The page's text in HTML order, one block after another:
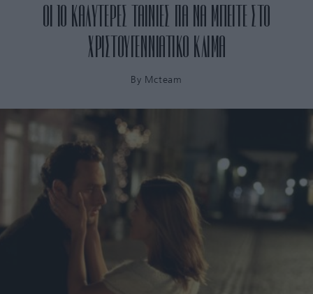
ΟΙ 10 ΚΑΛΥΤΕΡΕΣ ΤΑΙΝΙΕΣ ΓΙΑ ΝΑ ΜΠΕΙΤΕ ΣΤΟ
ΧΡΙΣΤΟΥΓΕΝΝΙΑΤΙΚΟ ΚΛΙΜΑ
By Mcteam